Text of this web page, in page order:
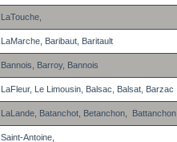
LaTouche,
LaMarche, Baribaut, Baritault
Bannois, Barroy, Bannois
LaFleur, Le Limousin, Balsac, Balsat, Barzac
LaLande, Batanchot, Betanchon, Battanchon
Saint-Antoine,